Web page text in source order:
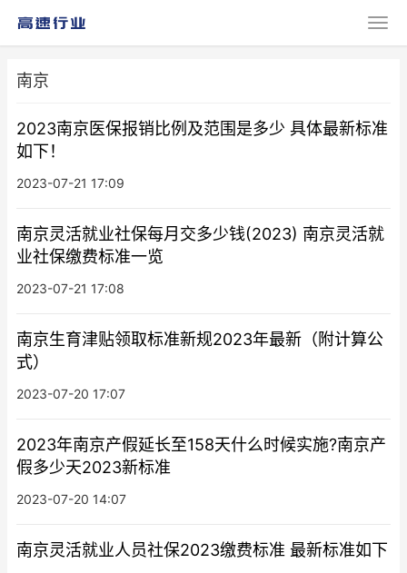
南京
2023南京医保报销比例及范围是多少 具体最新标准
如下！
2023-07-21 17:09
南京灵活就业社保每月交多少钱(2023) 南京灵活就
业社保缴费标准一览
2023-07-21 17:08
南京生育津贴领取标准新规2023年最新（附计算公
式）
2023-07-20 17:07
2023年南京产假延长至158天什么时候实施?南京产
假多少天2023新标准
2023-07-20 14:07
南京灵活就业人员社保2023缴费标准 最新标准如下